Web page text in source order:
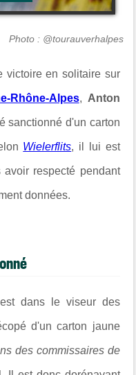
Photo : @tourauverhalpes
victoire en solitaire sur
Rhône-Alpes, Anton
sanctionné d'un carton
Wielerflits, il lui est
respecté pendant
données.
est dans le viseur des
d'un carton jaune
des commissaires de